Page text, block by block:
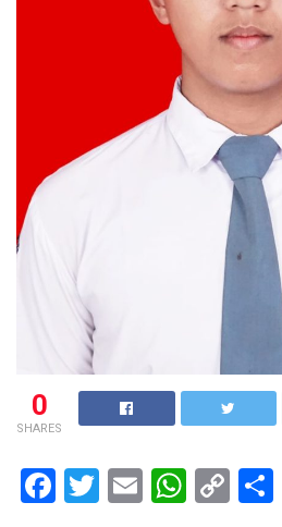
0
SHARES
F
T
E
W C